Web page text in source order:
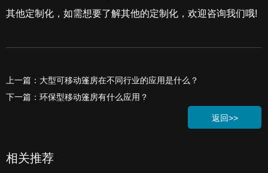
其他定制化，如需想要了解其他的定制化，欢迎咨询我们哦!
上一篇：大型可移动篷房在不同行业的应用是什么？
下一篇：环保型移动篷房有什么应用？
返回>>
相关推荐